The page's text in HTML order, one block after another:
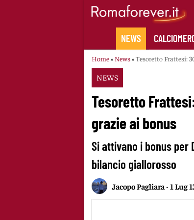
NEWS
Home» News»Tesoretto Frattesi:
NEWS
Tesoretto
grazie ai bonus
Si attivano i bonus per
bilancio giallorosso
Jacopo Pagliara -1 Lug